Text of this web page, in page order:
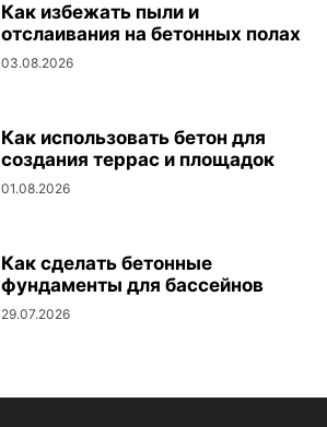
Как избежать пыли и
отслаивания на бетонных полах
03.08.2026
Как использовать бетон для
создания террас и площадок
01.08.2026
Как сделать бетонные
фундаменты для бассейнов
29.07.2026